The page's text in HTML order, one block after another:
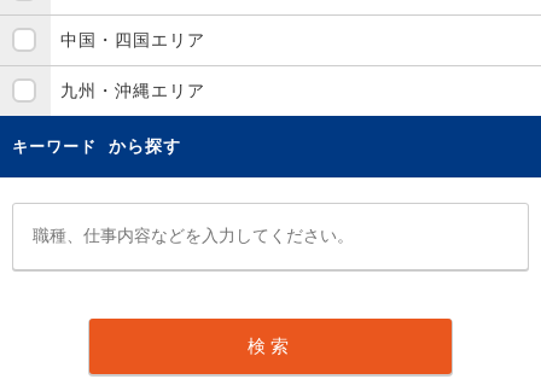
中国・四国エリア
九州・沖縄エリア
キーワード から探す